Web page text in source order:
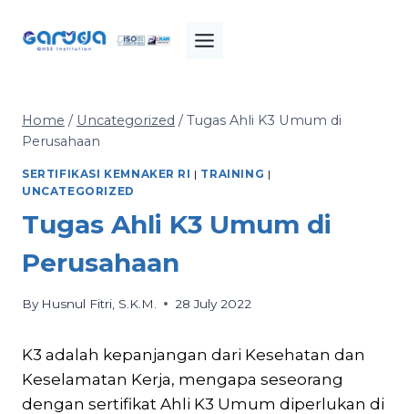
Home / Uncategorized / Tugas Ahli K3 Umum di
Perusahaan
SERTIFIKASI KEMNAKER RI | TRAINING |
UNCATEGORIZED
Tugas Ahli K3 Umum di
Perusahaan
By Husnul Fitri, S.K.M. 28 July 2022
K3 adalah kepanjangan dari Kesehatan dan
Keselamatan Kerja, mengapa seseorang
dengan sertifikat Ahli K3 Umum diperlukan di